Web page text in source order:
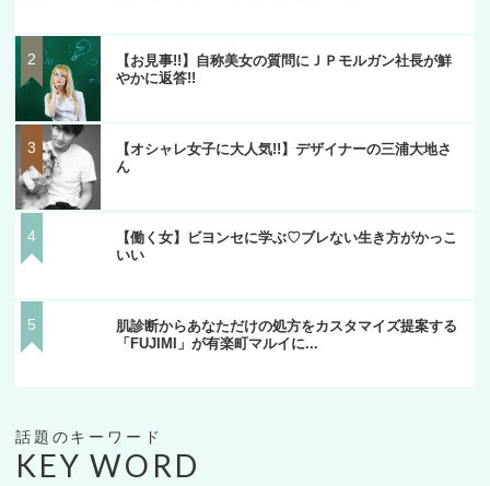
【お見事!!】自称美女の質問にＪＰモルガン社長が鮮
やかに返答!!
【オシャレ女子に大人気!!】デザイナーの三浦大地さ
ん
【働く女】ビヨンセに学ぶ♡ブレない生き方がかっこ
いい
肌診断からあなただけの処方をカスタマイズ提案する
「FUJIMI」が有楽町マルイに...
KEY WORD